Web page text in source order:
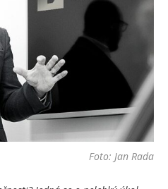
Foto: Jan Rada